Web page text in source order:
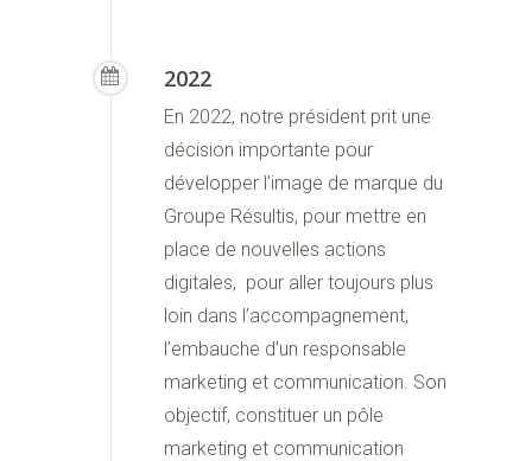
2022
En 2022, notre président prit une
décision importante pour
développer l’image de marque du
Groupe Résultis, pour mettre en
place de nouvelles actions
digitales, pour aller toujours plus
loin dans l’accompagnement,
l’embauche d’un responsable
marketing et communication. Son
objectif, constituer un pôle
marketing et communication